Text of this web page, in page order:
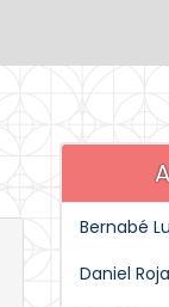
Bernabé
Daniel